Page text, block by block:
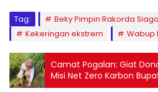
Tag:
Beky Pimpin Rakorda
Kekeringan ekstrem
Wabup
Camat Pogalan: Giat
Misi Net Zero Karbon